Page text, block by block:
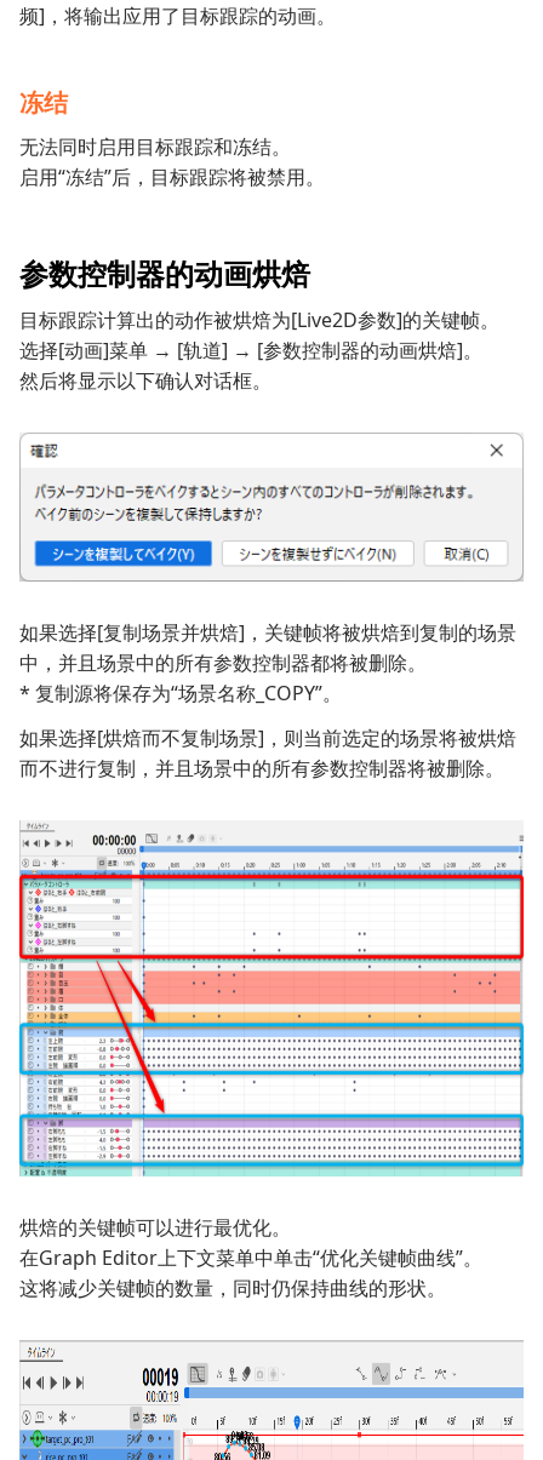
频]，将输出应用了目标跟踪的动画。
冻结
无法同时启用目标跟踪和冻结。
启用“冻结”后，目标跟踪将被禁用。
参数控制器的动画烘焙
目标跟踪计算出的动作被烘焙为[Live2D参数]的关键帧。
选择[动画]菜单 → [轨道] → [参数控制器的动画烘焙]。
然后将显示以下确认对话框。
如果选择[复制场景并烘焙]，关键帧将被烘焙到复制的场景
中，并且场景中的所有参数控制器都将被删除。
* 复制源将保存为“场景名称_COPY”。
如果选择[烘焙而不复制场景]，则当前选定的场景将被烘焙
而不进行复制，并且场景中的所有参数控制器将被删除。
烘焙的关键帧可以进行最优化。
在Graph Editor上下文菜单中单击“优化关键帧曲线”。
这将减少关键帧的数量，同时仍保持曲线的形状。